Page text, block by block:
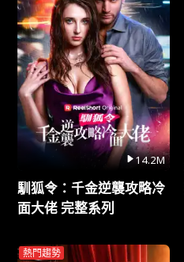
14.2M
馴狐令：千金逆襲攻略冷
面大佬 完整系列
熱門趨勢